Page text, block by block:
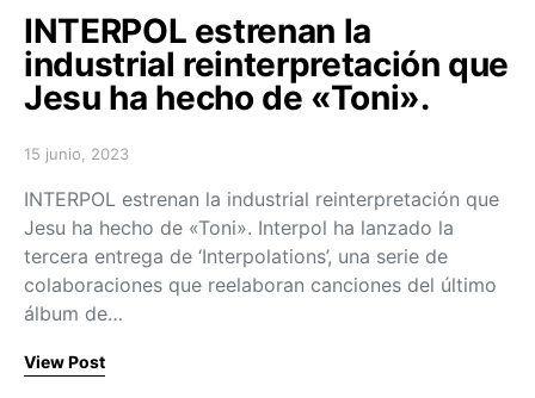
INTERPOL estrenan la
industrial reinterpretación que
Jesu ha hecho de «Toni».
Posted on
15 junio, 2023
INTERPOL estrenan la industrial reinterpretación que
Jesu ha hecho de «Toni». Interpol ha lanzado la
tercera entrega de ‘Interpolations’, una serie de
colaboraciones que reelaboran canciones del último
álbum de…
View Post